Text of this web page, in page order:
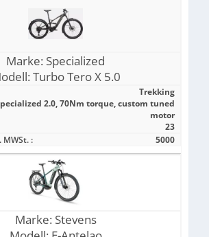
Marke: Specialized
Turbo Tero X 5.0
Trekking
2.0, 70Nm torque, custom tuned
motor
23
MWSt. :
5000
Marke: Stevens